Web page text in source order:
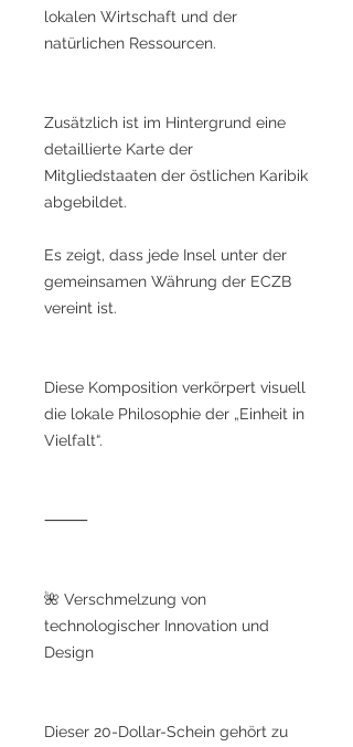
lokalen Wirtschaft und der
natürlichen Ressourcen.
Zusätzlich ist im Hintergrund eine
detaillierte Karte der
Mitgliedstaaten der östlichen Karibik
abgebildet.
Es zeigt, dass jede Insel unter der
gemeinsamen Währung der ECZB
vereint ist.
Diese Komposition verkörpert visuell
die lokale Philosophie der „Einheit in
Vielfalt“.
⸻
🌺 Verschmelzung von
technologischer Innovation und
Design
Dieser 20-Dollar-Schein gehört zu